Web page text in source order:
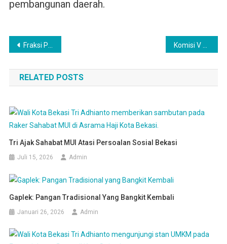
pembangunan daerah.
Navigasi
pos
Fraksi PKB DPRD Kota Bekasi Gelar Diskusi dan Isra Miraj
RELATED POSTS
Tri Ajak Sahabat MUI Atasi Persoalan Sosial Bekasi
Juli 15, 2026 Admin
Gaplek: Pangan Tradisional Yang Bangkit Kembali
Januari 26, 2026 Admin